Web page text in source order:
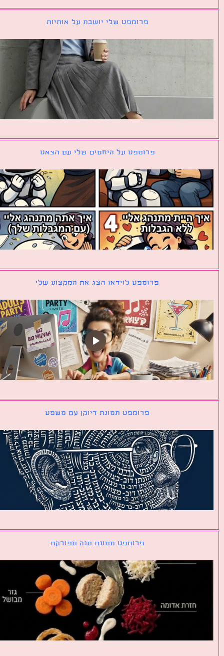
פרומפט שלי יושבת על אותיות
פרומפט על היחסים שלי עם הצאט
פרומפט לוידאו הצג את המקצוע שלי
פרומפט תמונת דיוקן עם משפט
פרומפט תמונת מנה מפורקת